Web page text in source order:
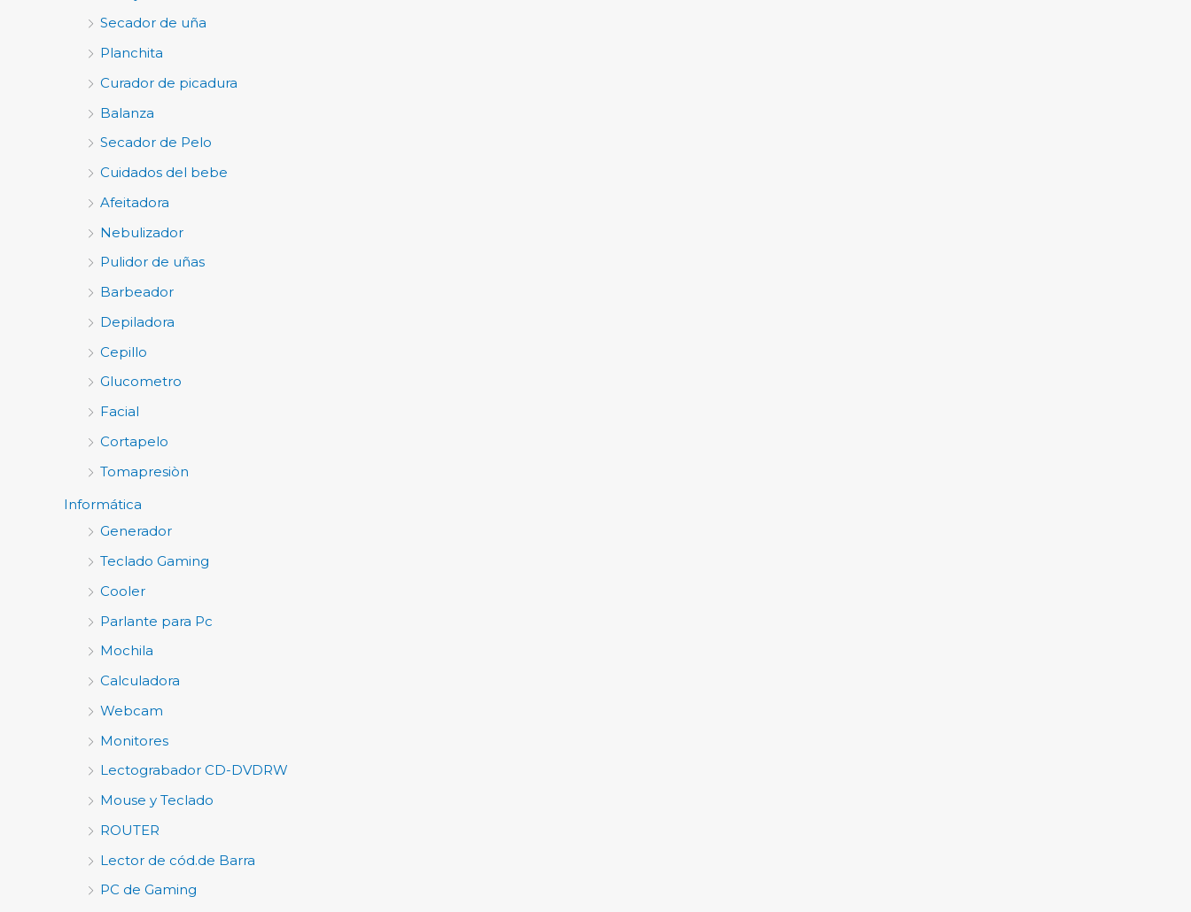
Secador de uña
Planchita
Curador de picadura
Balanza
Secador de Pelo
Cuidados del bebe
Afeitadora
Nebulizador
Pulidor de uñas
Barbeador
Depiladora
Cepillo
Glucometro
Facial
Cortapelo
Tomapresiòn
Informática
Generador
Teclado Gaming
Cooler
Parlante para Pc
Mochila
Calculadora
Webcam
Monitores
Lectograbador CD-DVDRW
Mouse y Teclado
ROUTER
Lector de cód.de Barra
PC de Gaming